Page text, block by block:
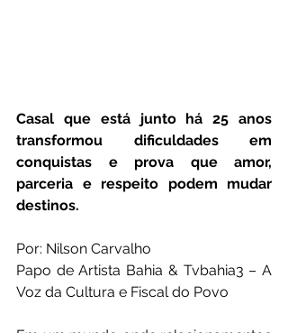
Casal que está junto há 25 anos
transformou dificuldades em
conquistas e prova que amor,
parceria e respeito podem mudar
destinos.
Por: Nilson Carvalho
Papo de Artista Bahia & Tvbahia3 – A
Voz da Cultura e Fiscal do Povo